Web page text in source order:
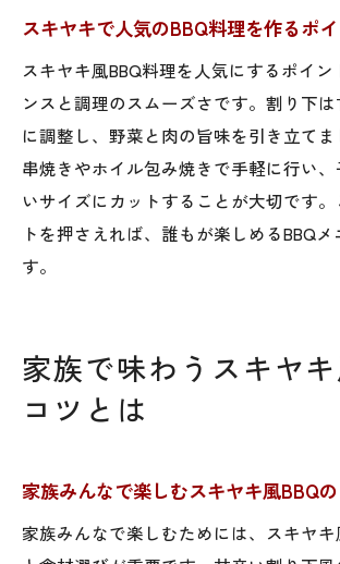
スキヤキで人気のBBQ料理を作るポ
スキヤキ風BBQ料理を人気にするポイン
ンスと調理のスムーズさです。割り下
に調整し、野菜と肉の旨味を引き立て
串焼きやホイル包み焼きで手軽に行い
いサイズにカットすることが大切です
トを押さえれば、誰もが楽しめるBBQメ
す。
家族で味わうスキヤ
コツとは
家族みんなで楽しむスキヤキ風BBQ
家族みんなで楽しむためには、スキヤキ